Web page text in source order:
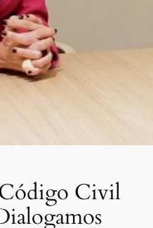
Civil